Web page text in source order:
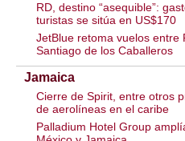
RD, destino “asequible”:
turistas se sitúa en US$170
JetBlue retoma vuelos entre
Santiago de los Caballeros
Jamaica
Cierre de Spirit, entre otros
de aerolíneas en el caribe
Palladium Hotel Group